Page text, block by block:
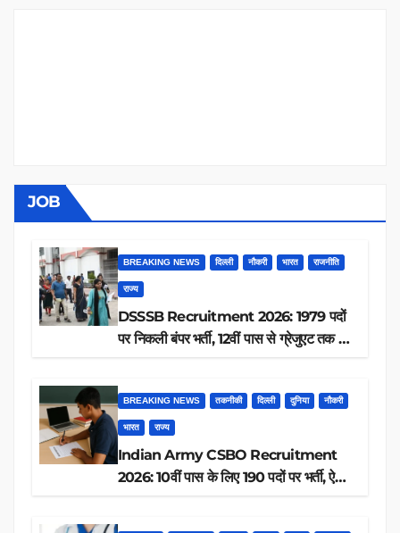
JOB
BREAKING NEWS दिल्ली नौकरी भारत राजनीति
राज्य
DSSSB Recruitment 2026: 1979 पदों
पर निकली बंपर भर्ती, 12वीं पास से ग्रेजुएट तक करें
BREAKING NEWS तकनीकी दिल्ली दुनिया नौकरी
भारत राज्य
Indian Army CSBO Recruitment
2026: 10वीं पास के लिए 190 पदों पर भर्ती, ऐसे